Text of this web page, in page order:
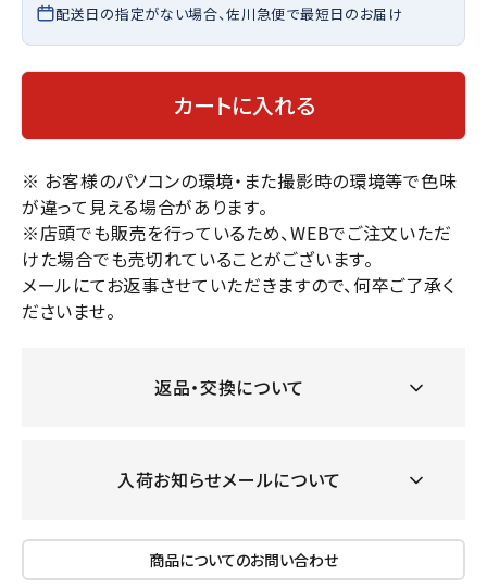
配送日の指定がない場合、佐川急便で最短日のお届け
カートに入れる
※ お客様のパソコンの環境・また撮影時の環境等で色味
が違って見える場合があります。
※店頭でも販売を行っているため、WEBでご注文いただ
けた場合でも売切れていることがございます。
メールにてお返事させていただきますので、何卒ご了承く
ださいませ。
返品・交換について
入荷お知らせメールについて
商品についてのお問い合わせ